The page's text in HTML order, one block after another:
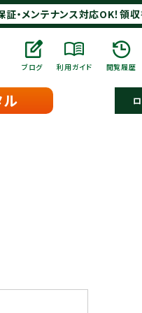
証・メンテナンス対応OK！領
ブログ 利用ガイド 閲覧履歴
ル